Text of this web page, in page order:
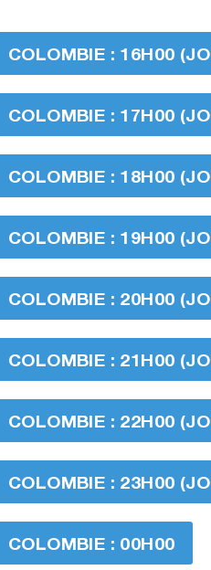
COLOMBIE : 16H00
COLOMBIE : 17H00
COLOMBIE : 18H00
COLOMBIE : 19H00
COLOMBIE : 20H00
COLOMBIE : 21H00
COLOMBIE : 22H00
COLOMBIE : 23H00
COLOMBIE : 00H00